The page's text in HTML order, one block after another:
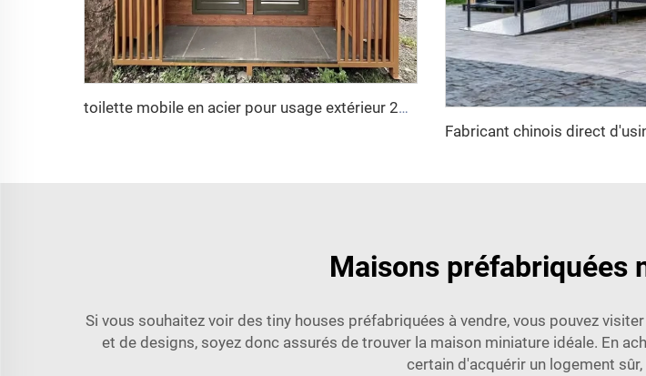
toilette mobile en acier pour usage extérieur 2024, fabriquée en usine, cabine de toilette publique pour maison avec matériaux de panneaux sandwich
Maisons préfabriquées
Si vous souhaitez voir des tiny houses préfabriquées à vendre, vous pouvez
et de designs, soyez donc assurés de trouver la maison miniature idéale. En
certain d'acquérir un logement